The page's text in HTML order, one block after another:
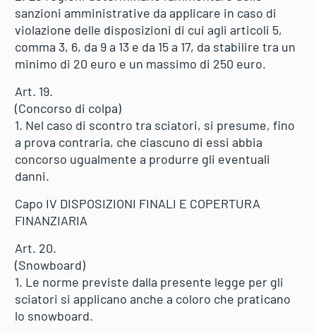
sanzioni amministrative da applicare in caso di
violazione delle disposizioni di cui agli articoli 5,
comma 3, 6, da 9 a 13 e da 15 a 17, da stabilire tra un
minimo di 20 euro e un massimo di 250 euro.
Art. 19.
(Concorso di colpa)
1. Nel caso di scontro tra sciatori, si presume, fino
a prova contraria, che ciascuno di essi abbia
concorso ugualmente a produrre gli eventuali
danni.
Capo IV DISPOSIZIONI FINALI E COPERTURA
FINANZIARIA
Art. 20.
(Snowboard)
1. Le norme previste dalla presente legge per gli
sciatori si applicano anche a coloro che praticano
lo snowboard.